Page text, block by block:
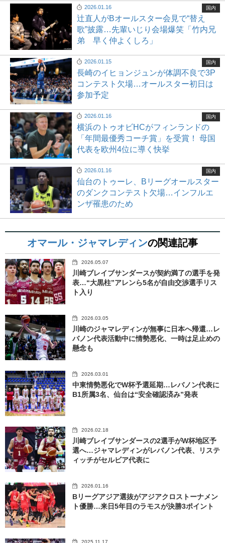
2026.01.16
辻直人がBオールスター会見で“替え
歌”披露…先輩いじり会場爆笑「竹内兄
弟 早く仲よくしろ」
国内
2026.01.15
長崎のイヒョンジュンが体調不良で3P
コンテスト欠場…オールスター初日は
参加予定
国内
2026.01.16
横浜のトゥオビHCがフィンランドの
「年間最優秀コーチ賞」を受賞！ 母国
代表を欧州4位に導く快挙
国内
2026.01.16
仙台のトゥーレ、Bリーグオールスター
のダンクコンテスト欠場…インフルエ
ンザ罹患のため
国内
オマール・ジャマレディンの関連記事
2026.05.07
川崎ブレイブサンダースが契約満了の選手を発
表…“大黒柱”アレンら5名が自由交渉選手リス
ト入り
2026.03.05
川崎のジャマレディンが無事に日本へ帰還…レ
バノン代表活動中に情勢悪化、一時は足止めの
懸念も
2026.03.01
中東情勢悪化でW杯予選延期…レバノン代表に
B1所属3名、仙台は“安全確認済み”発表
2026.02.18
川崎ブレイブサンダースの2選手がW杯地区予
選へ…ジャマレディンがレバノン代表、リステ
ィッチがセルビア代表に
2026.01.16
Bリーグアジア選抜がアジアクロストーナメン
ト優勝…来日5年目のラモスが決勝3ポイント